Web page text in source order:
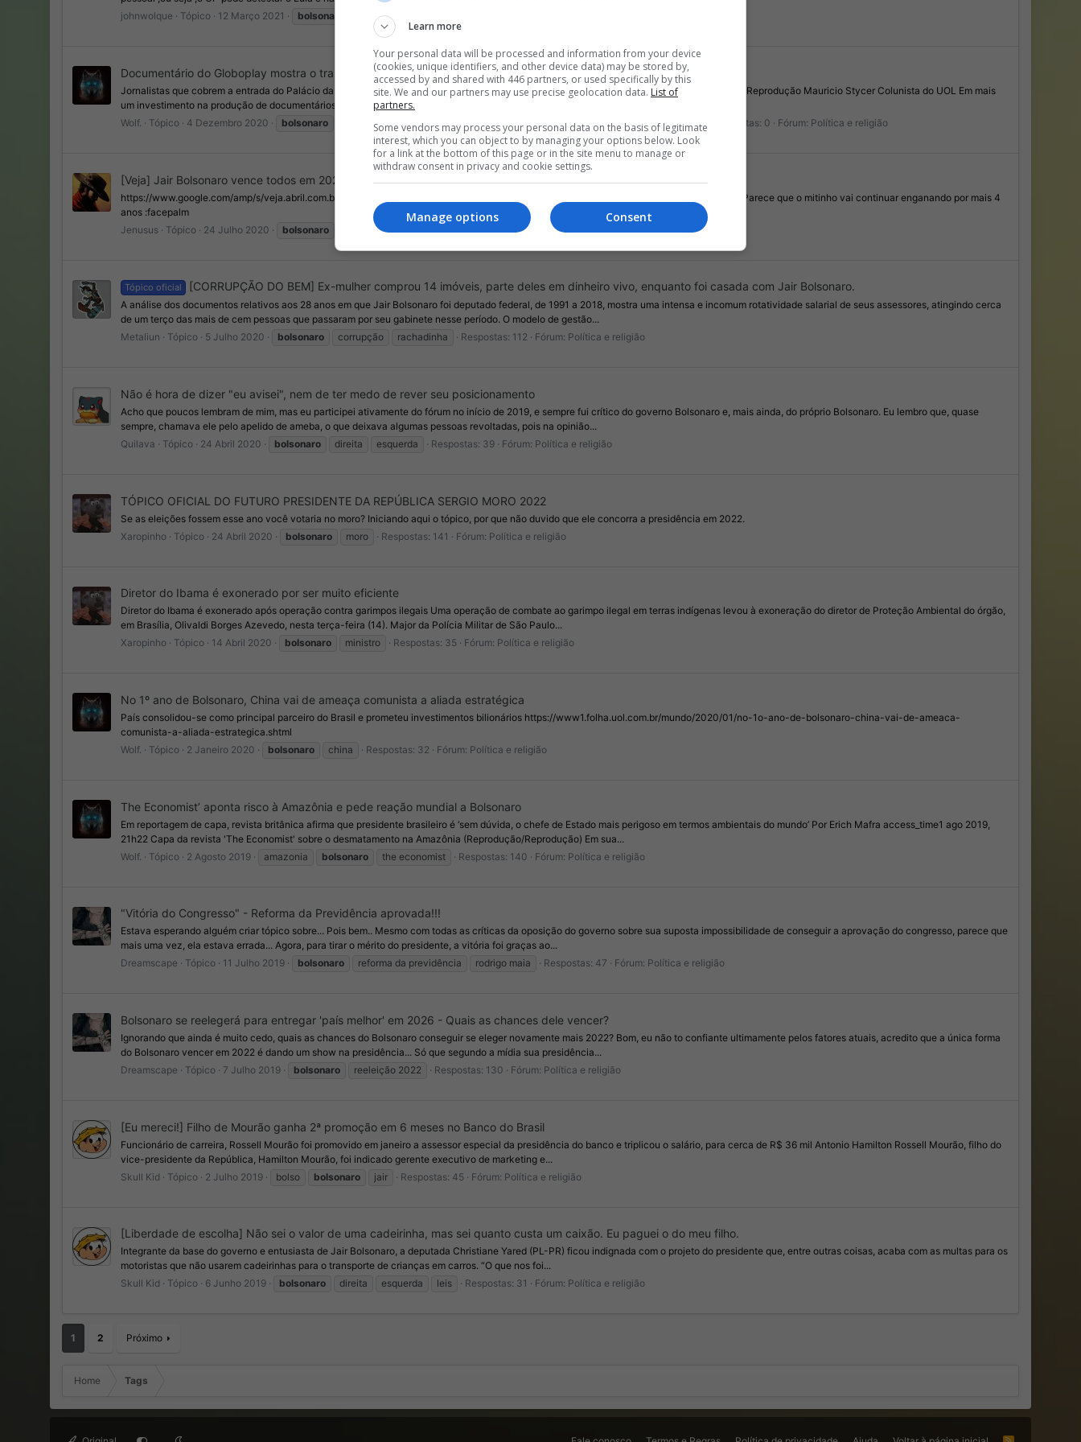
johnwolque
Tópico 12 Março 2021 bolsonaro eleição 2022
Documentário do Globoplay mostra o trabalho da imprensa na cobertura da pandemia da Covid-19
Jornalistas que cobrem a entrada do Palácio da Alvorada no "cercadinho" são hostilizados por apoiadores do presidente BolsonaroImagem: Reprodução Mauricio Stycer Colunista do UOL Em mais
um investimento na produção de documentários próprios, o Globoplay lançou nesta quinta-feira (03)...
Wolf.
Tópico 4 Dezembro 2020 bolsonaro covid19 documentário globoplay imprensa negacionismo pandemia Respostas: 0 Fórum: Política e religião
[Veja] Jair Bolsonaro vence todos em 2022
https://www.google.com/amp/s/veja.abril.com.br/politica/pesquisa-exclusiva-bolsonaro-e-o-favorito-da-corrida-eleitoral-em-2022/amp/ Parece que o mitinho vai continuar enganando por mais 4
anos :facepalm
Jenusus
Tópico 24 Julho 2020 bolsonaro mitonews Política e religião
Tópico oficial [CORRUPÇÃO DO BEM] Ex-mulher comprou 14 imóveis, parte deles em dinheiro vivo, enquanto foi casada com Jair Bolsonaro.
A análise dos documentos relativos aos 28 anos em que Jair Bolsonaro foi deputado federal, de 1991 a 2018, mostra uma intensa e incomum rotatividade salarial de seus assessores, atingindo cerca
de um terço das mais de cem pessoas que passaram por seu gabinete nesse período. O modelo de gestão...
Metaliun
Tópico 5 Julho 2020 bolsonaro corrupção rachadinha Respostas: 112 Fórum: Política e religião
Não é hora de dizer "eu avisei", nem de ter medo de rever seu posicionamento
Acho que poucos lembram de mim, mas eu participei ativamente do fórum no início de 2019, e sempre fui crítico do governo Bolsonaro e, mais ainda, do próprio Bolsonaro. Eu lembro que, quase
sempre, chamava ele pelo apelido de ameba, o que deixava algumas pessoas revoltadas, pois na opinião...
Quilava
Tópico 24 Abril 2020 bolsonaro direita esquerda Respostas: 39 Fórum: Política e religião
TÓPICO OFICIAL DO FUTURO PRESIDENTE DA REPÚBLICA SERGIO MORO 2022
Se as eleições fossem esse ano você votaria no moro? Iniciando aqui o tópico, por que não duvido que ele concorra a presidência em 2022.
Xaropinho
Tópico 24 Abril 2020 bolsonaro moro Respostas: 141 Fórum: Política e religião
Diretor do Ibama é exonerado por ser muito eficiente
Diretor do Ibama é exonerado após operação contra garimpos ilegais Uma operação de combate ao garimpo ilegal em terras indígenas levou à exoneração do diretor de Proteção Ambiental do órgão,
em Brasília, Olivaldi Borges Azevedo, nesta terça-feira (14). Major da Polícia Militar de São Paulo...
Xaropinho
Tópico 14 Abril 2020 bolsonaro ministro Respostas: 35 Fórum: Política e religião
No 1º ano de Bolsonaro, China vai de ameaça comunista a aliada estratégica
País consolidou-se como principal parceiro do Brasil e prometeu investimentos bilionários https://www1.folha.uol.com.br/mundo/2020/01/no-1o-ano-de-bolsonaro-china-vai-de-ameaca-
comunista-a-aliada-estrategica.shtml
Wolf.
Tópico 2 Janeiro 2020 bolsonaro china Respostas: 32 Fórum: Política e religião
The Economist’ aponta risco à Amazônia e pede reação mundial a Bolsonaro
Em reportagem de capa, revista britânica afirma que presidente brasileiro é ‘sem dúvida, o chefe de Estado mais perigoso em termos ambientais do mundo’ Por Erich Mafra access_time1 ago 2019,
21h22 Capa da revista 'The Economist' sobre o desmatamento na Amazônia (Reprodução/Reprodução) Em sua...
Wolf.
Tópico 2 Agosto 2019 amazonia bolsonaro the economist Respostas: 140 Fórum: Política e religião
"Vitória do Congresso" - Reforma da Previdência aprovada!!!
Estava esperando alguém criar tópico sobre... Pois bem.. Mesmo com todas as críticas da oposição do governo sobre sua suposta impossibilidade de conseguir a aprovação do congresso, parece que
mais uma vez, ela estava errada... Agora, para tirar o mérito do presidente, a vitória foi graças ao...
Dreamscape
Tópico 11 Julho 2019 bolsonaro reforma da previdência rodrigo maia Respostas: 47 Fórum: Política e religião
Bolsonaro se reelegerá para entregar 'país melhor' em 2026 - Quais as chances dele vencer?
Ignorando que ainda é muito cedo, quais as chances do Bolsonaro conseguir se eleger novamente mais 2022? Bom, eu não to confiante ultimamente pelos fatores atuais, acredito que a única forma
do Bolsonaro vencer em 2022 é dando um show na presidência... Só que segundo a mídia sua presidência...
Dreamscape
Tópico 7 Julho 2019 bolsonaro reeleição 2022 Respostas: 130 Fórum: Política e religião
[Eu mereci!] Filho de Mourão ganha 2ª promoção em 6 meses no Banco do Brasil
Funcionário de carreira, Rossell Mourão foi promovido em janeiro a assessor especial da presidência do banco e triplicou o salário, para cerca de R$ 36 mil Antonio Hamilton Rossell Mourão, filho do
vice-presidente da República, Hamilton Mourão, foi indicado gerente executivo de marketing e...
Skull Kid
Tópico 2 Julho 2019 bolso bolsonaro jair Respostas: 45 Fórum: Política e religião
[Liberdade de escolha] Não sei o valor de uma cadeirinha, mas sei quanto custa um caixão. Eu paguei o do meu filho.
Integrante da base do governo e entusiasta de Jair Bolsonaro, a deputada Christiane Yared (PL-PR) ficou indignada com o projeto do presidente que, entre outras coisas, acaba com as multas para os
motoristas que não usarem cadeirinhas para o transporte de crianças em carros. “O que nos foi...
Skull Kid
Tópico 6 Junho 2019 bolsonaro direita esquerda leis Respostas: 31 Fórum: Política e religião
1 2 Próximo
Home Tags
R
Learn more
Your personal data will be processed and information from your device
(cookies, unique identifiers, and other device data) may be stored by,
accessed by and shared with 446 partners, or used specifically by this
site. We and our partners may use precise geolocation data. List of
partners.
Some vendors may process your personal data on the basis of legitimate
interest, which you can object to by managing your options below. Look
for a link at the bottom of this page or in the site menu to manage or
withdraw consent in privacy and cookie settings.
Consent
Manage options